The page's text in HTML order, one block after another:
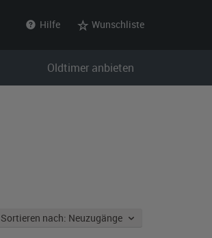
Hilfe Wunschliste
Oldtimer anbieten
Sortieren nach: Neuzugänge